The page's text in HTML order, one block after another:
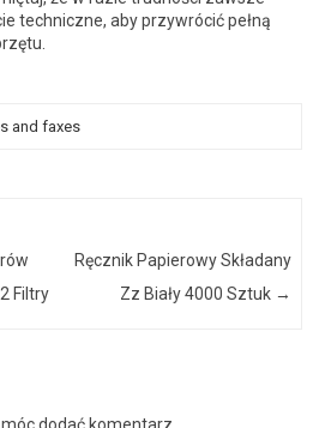
techniczne, aby przywrócić pełną
and faxes
Filtry
Ręcznik Papierowy Składany
Zz Biały 4000 Sztuk →